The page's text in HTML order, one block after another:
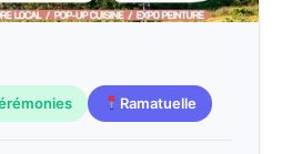
Ramatuelle